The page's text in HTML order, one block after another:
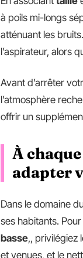
à poils mi-longs
atténuant les
l’aspirateur, alors
Avant d’arrêter
l’atmosphère
offrir un
À
adapter
Dans le domaine
ses habitants.
basse,, privilégiez
et venues, et le